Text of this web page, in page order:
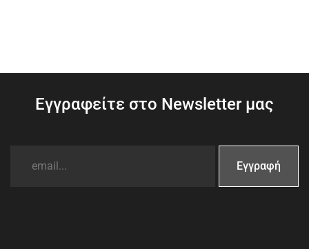
Εγγραφείτε στο Newsletter μας